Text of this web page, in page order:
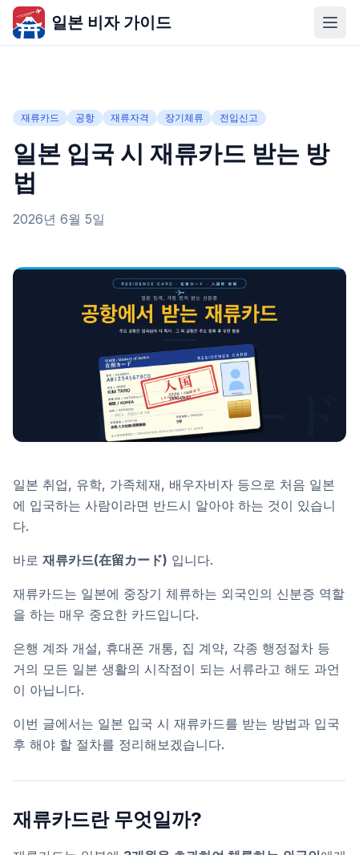
일본 비자 가이드
재류카드 공항 재류자격 장기체류 전입신고
일본 입국 시 재류카드 받는 방
법
2026년 6월 5일
일본 취업, 유학, 가족체재, 배우자비자 등으로 처음 일본
에 입국하는 사람이라면 반드시 알아야 하는 것이 있습니
다.
바로 재류카드(在留カード) 입니다.
재류카드는 일본에 중장기 체류하는 외국인의 신분증 역할
을 하는 매우 중요한 카드입니다.
은행 계좌 개설, 휴대폰 개통, 집 계약, 각종 행정절차 등
거의 모든 일본 생활의 시작점이 되는 서류라고 해도 과언
이 아닙니다.
이번 글에서는 일본 입국 시 재류카드를 받는 방법과 입국
후 해야 할 절차를 정리해보겠습니다.
재류카드란 무엇일까?